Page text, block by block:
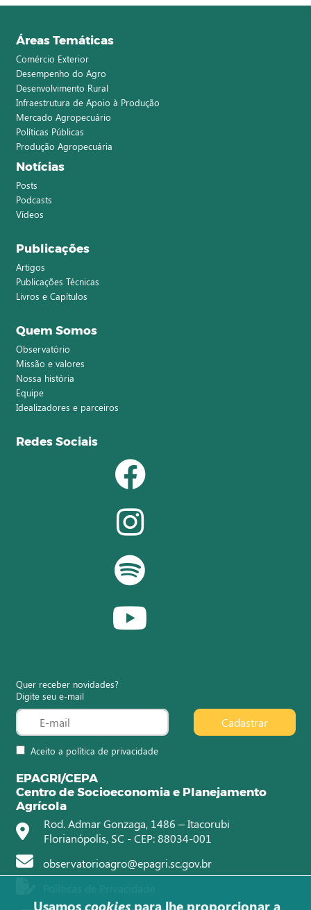
Áreas Temáticas
Comércio Exterior
Desempenho do Agro
Desenvolvimento Rural
Infraestrutura de Apoio à Produção
Mercado Agropecuário
Políticas Públicas
Produção Agropecuária
Notícias
Posts
Podcasts
Vídeos
Publicações
Artigos
Publicações Técnicas
Livros e Capítulos
Quem Somos
Observatório
Missão e valores
Nossa história
Equipe
Idealizadores e parceiros
Redes Sociais
Quer receber novidades?
Digite seu e-mail
Aceito a política de privacidade
Cadastrar
EPAGRI/CEPA
Centro de Socioeconomia e Planejamento
Agrícola
Rod. Admar Gonzaga, 1486 – Itacorubi
Florianópolis, SC - CEP: 88034-001
observatorioagro@epagri.sc.gov.br
Usamos cookies para lhe proporcionar a